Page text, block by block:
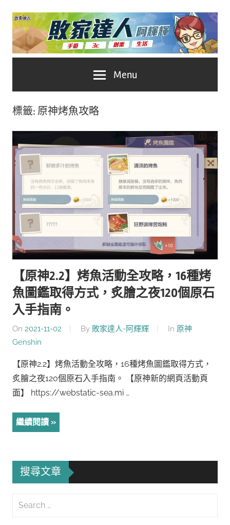
Skip
content
家
人
推
薦
No.1
遊
戲
科
技
自
Menu
標籤: 原神烤魚攻略
【原神2.2】烤魚活動全攻略，16種烤
魚圖鑑取得方式，炙膾之夜120個原石
入手指南。
On 2021-11-02 By 敗家達人-阿輝輝 In 原神
Genshin
【原神2.2】烤魚活動全攻略，16種烤魚圖鑑取得方式，
炙膾之夜120個原石入手指南。 【原神新的網頁活動頁
面】 https://webstatic-sea.mi …
繼續閱讀
搜尋文章
Search